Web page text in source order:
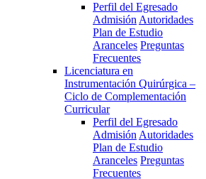
Perfil del Egresado
Admisión Autoridades
Plan de Estudio
Aranceles Preguntas
Frecuentes
Licenciatura en
Instrumentación Quirúrgica –
Ciclo de Complementación
Curricular
Perfil del Egresado
Admisión Autoridades
Plan de Estudio
Aranceles Preguntas
Frecuentes